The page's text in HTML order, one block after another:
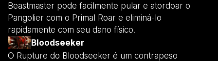
Beastmaster pode facilmente pular e atordoar o
Pangolier com o Primal Roar e eliminá-lo
rapidamente com seu dano físico.
Bloodseeker
O Rupture do Bloodseeker é um contrapeso